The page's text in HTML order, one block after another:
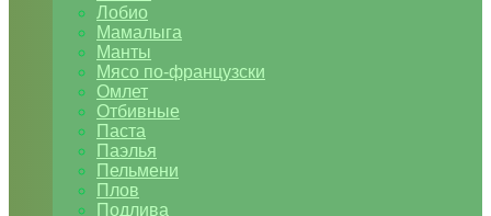
Лобио
Мамалыга
Манты
Мясо по-французски
Омлет
Отбивные
Паста
Паэлья
Пельмени
Плов
Подлива